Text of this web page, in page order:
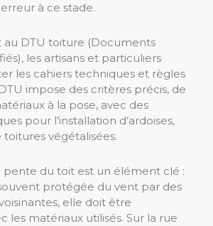
à ce stade.
DTU toiture (Documents
les artisans et particuliers
les cahiers techniques et règles
impose des critères précis, de
à la pose, avec des
pour l’installation d’ardoises,
végétalisées.
pente du toit est un élément clé :
protégée du vent par des
elle doit être
les matériaux utilisés. Sur la rue